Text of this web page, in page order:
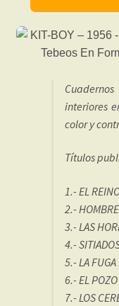
interiores
color y
Títulos
1.- EL
2.-
3.- LAS
4.-
5.- LA FUGA
6.- EL
7.- LOS